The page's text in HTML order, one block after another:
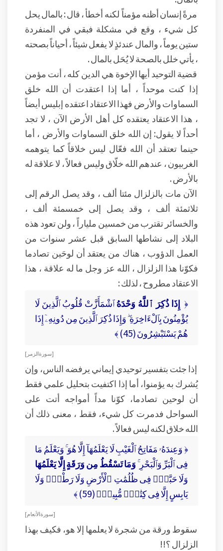
مرةً إنسان أظنه مؤمناً لكنه أخطأ ، قال : بالمال يحل
كل شيء ، وقع في مشكلة فبقي في المنفردة
ستين يوماً ، والمال عندئذٍ لا يفعل شيئاً ، أحياناً بصحته
، يأتي خلل بالصحة لا يُحَل بالمال .
قضية التوحيد أيها الإخوة هي الدين كله ، أنت مؤمن
إذا كنت موحداً ، أما إذا اعتقدت أن الله خلق
السماوات والأرض فهذا الاعتقاد اعتقده إبليس أيضاً
، هذا الاعتقاد يعتقده كل أهل الأرض الآن ، لا تجد
أحداً لا يقول: إن الله خلق السماوات والأرض ، أما
حينما تعتقد أن الله فعّال ليس خلاقاً كما يتوهمه
الغربيون ، عندهم الله خلّاق وليس فعالاً ، لا علاقة له
بالأرض .
الآن مات بالزلزال مئتا ألف ، وقد يصل الرقم إلى
ثلاثمئة ألف ، وقد يصل إلى خمسمئة ألف ،
والخسائر تقترب من خمسين ملياراً ، ولن تعود هذه
البلاد إلى نشاطها السابق قبل عشر سنوات من
العمل الدؤوب ، هناك من يعتقد أن لوحَين تصادما
فكوّنا هذا الزلزال ، الله عز وجل ما له علاقة ، هذا
الاعتقاد مطروح ، لذلك :
﴿ إِذَا ذُكِرَ ٱللَّهُ وَحْدَهُٱشْمَأَزَّتْ قُلُوبُ ٱلَّذِينَ لَا
يُؤْمِنُونَ بِٱلْءَاخِرَةِ ۖ وَإِذَا ذُكِرَ ٱلَّذِينَ مِن دُونِهِۦٓ إِذَا
هُمْ يَسْتَبْشِرُونَ (45) ﴾
[ سورة الزمر ]
إذا جئت بتفسير توحيدي إيماني يرفضه الناس، وإن
يُشرك به يؤمنوا، أما إذا اكتفيت بتحليل علمي فقط
أن لوحين تصادما، كوّنا مداً أمواجه أتت على
السواحل فدمرت كل شيء، فقط ، معنى ذلك أن
الله خلاق لكنه ليس فعالاً .
﴿ وَعِندَهُۥ مَفَاتِحُ ٱلْغَيْبِ لَا يَعْلَمُهَآ إِلَّا هُوَ ۚ وَيَعْلَمُ مَا
فِى ٱلْبَرِّ وَٱلْبَحْرِ ۚوَمَا تَسْقُطُ مِن وَرَقَةٍ إِلَّا يَعْلَمُهَا
وَلَا حَبَّةٍۢ فِى ظُلُمَٰتِ ٱلْأَرْضِ وَلَا رَطْبٍۢ وَلَا
يَابِسٍ إِلَّا فِى كِتَٰبٍۢ مُّبِينٍۢ (59) ﴾
[ سورة الأنعام ]
سقوط ورقة من شجرة لا يعلمها إلا هو، فكيف بهذا
الزلزال ؟!!